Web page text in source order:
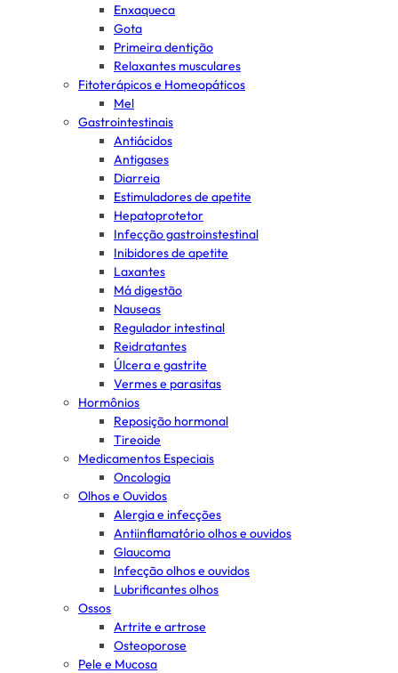
Enxaqueca
Gota
Primeira dentição
Relaxantes musculares
Fitoterápicos e Homeopáticos
Mel
Gastrointestinais
Antiácidos
Antigases
Diarreia
Estimuladores de apetite
Hepatoprotetor
Infecção gastroinstestinal
Inibidores de apetite
Laxantes
Má digestão
Nauseas
Regulador intestinal
Reidratantes
Úlcera e gastrite
Vermes e parasitas
Hormônios
Reposição hormonal
Tireoide
Medicamentos Especiais
Oncologia
Olhos e Ouvidos
Alergia e infecções
Antiinflamatório olhos e ouvidos
Glaucoma
Infecção olhos e ouvidos
Lubrificantes olhos
Ossos
Artrite e artrose
Osteoporose
Pele e Mucosa